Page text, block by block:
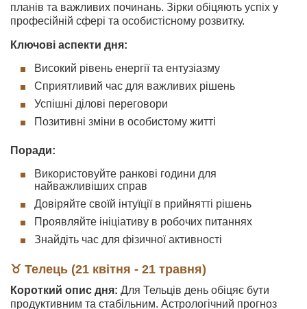
планів та важливих починань. Зірки обіцяють успіх у
професійній сфері та особистісному розвитку.
Ключові аспекти дня:
Високий рівень енергії та ентузіазму
Сприятливий час для важливих рішень
Успішні ділові переговори
Позитивні зміни в особистому житті
Поради:
Використовуйте ранкові години для
найважливіших справ
Довіряйте своїй інтуїції в прийнятті рішень
Проявляйте ініціативу в робочих питаннях
Знайдіть час для фізичної активності
♉ Телець (21 квітня - 21 травня)
Короткий опис дня: Для Тельців день обіцяє бути
продуктивним та стабільним. Астрологічний прогноз